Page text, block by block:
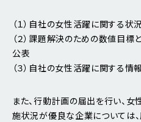
（１）自社の女性活躍に関する状
（２）課題解決のための数値目標
公表
（３）自社の女性活躍に関する情
また、行動計画の届出を行い、
施状況が優良な企業については